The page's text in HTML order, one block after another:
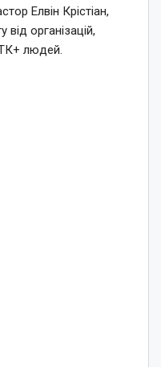
Елвін Крістіан,
організацій,
людей.